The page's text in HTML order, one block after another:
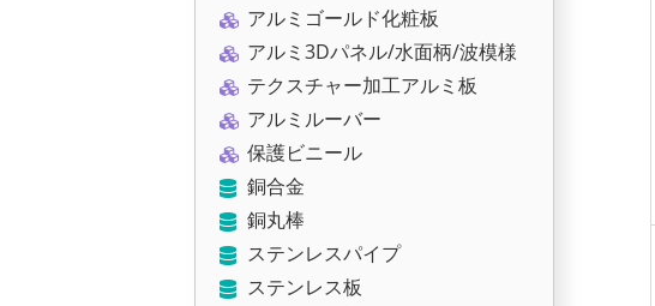
アルミゴールド化粧板
アルミ3Dパネル/水面柄/波模様
テクスチャー加工アルミ板
アルミルーバー
保護ビニール
銅合金
銅丸棒
ステンレスパイプ
ステンレス板